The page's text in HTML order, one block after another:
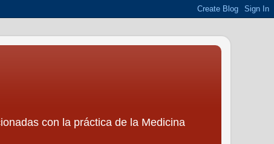
con la práctica de la Medicina